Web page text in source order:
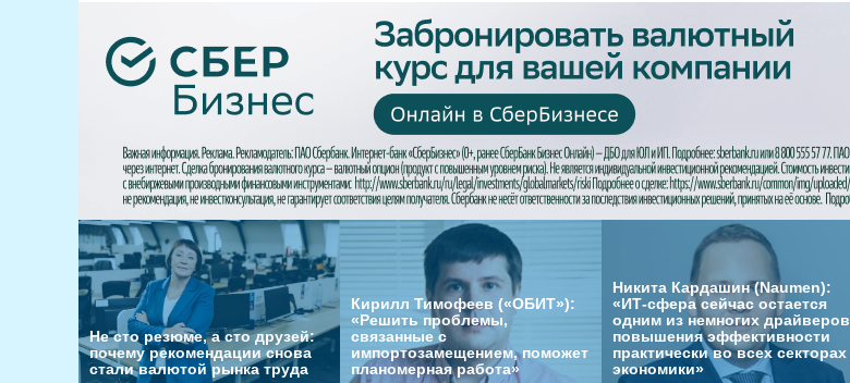
Не сто резюме, а сто друзей:
почему рекомендации снова
стали валютой рынка труда
Кирилл Тимофеев («ОБИТ»):
«Решить проблемы,
связанные с
импортозамещением, поможет
планомерная работа»
Никита Кардашин (Naumen):
«ИТ-сфера сейчас остается
одним из немногих драйверов
повышения эффективности
практически во всех секторах
экономики»